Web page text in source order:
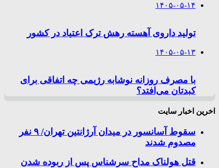
۱۴۰۵-۰۵-۱۴
تولید داروی آهسته رهش ترک اعتیاد در کشور
۱۴۰۵-۰۵-۱۳
با مصرف روزانه نوشابه رژیمی چه اتفاقی برای
کبدتان می‌افتد؟
اخرین اخبار سایت
سقوط آسانسور در میدان آرژانتین تهران/ ۹ نفر
مصدوم شدند
قتل هولناک مداح سرشناس پس از ربوده شدن